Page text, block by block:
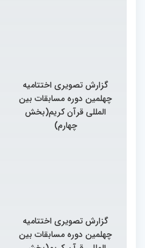
گزارش تصویری اختتامیه
چهلمین دوره مسابقات بین
المللی قرآن کریم(بخش
چهارم)
گزارش تصویری اختتامیه
چهلمین دوره مسابقات بین